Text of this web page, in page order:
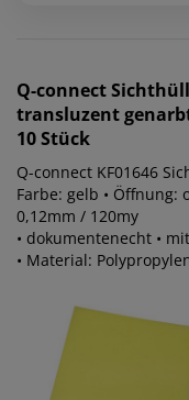
Q-connect
transluzent
10 Stück
Q-connect KF01646
Farbe: gelb • Öffnung:
0,12mm / 120my
• dokumentenecht •
• Material: